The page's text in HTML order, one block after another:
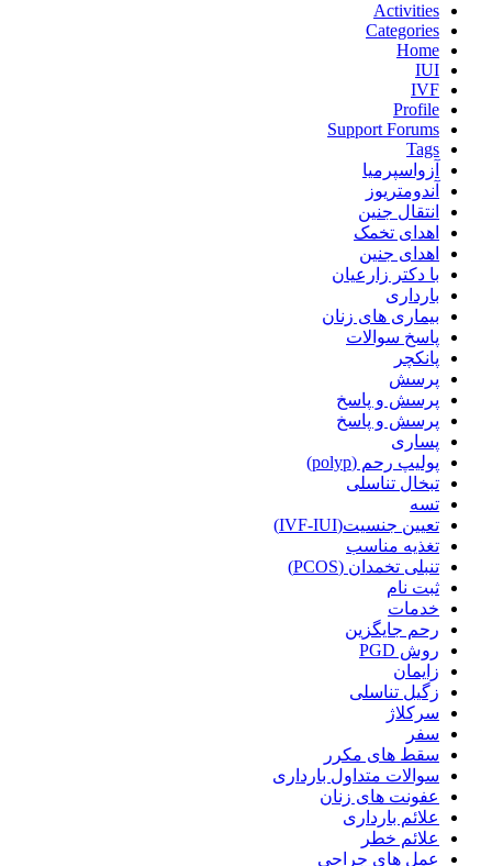
Activities
Categories
Home
IUI
IVF
Profile
Support Forums
Tags
آزواسپرمیا
آندومتریوز
انتقال جنین
اهدای تخمک
اهدای جنین
با دکتر زارعیان
بارداری
بیماری های زنان
پاسخ سوالات
پانکچر
پرسش
پرسش و پاسخ
پرسش و پاسخ
پساری
پولیپ رحم (polyp)
تبخال تناسلی
تسه
تعیین جنسیت(IVF-IUI)
تغذیه مناسب
تنبلی تخمدان (PCOS)
ثبت نام
خدمات
رحم جایگزین
روش PGD
زایمان
زگیل تناسلی
سرکلاژ
سفر
سقط های مکرر
سوالات متداول بارداری
عفونت های زنان
علائم بارداری
علائم خطر
عمل های جراحی